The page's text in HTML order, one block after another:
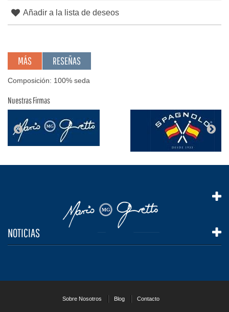
Añadir a la lista de deseos
MÁS RESEÑAS
Composición: 100% seda
Nuestras Firmas
NOTICIAS
Sobre Nosotros Blog Contacto